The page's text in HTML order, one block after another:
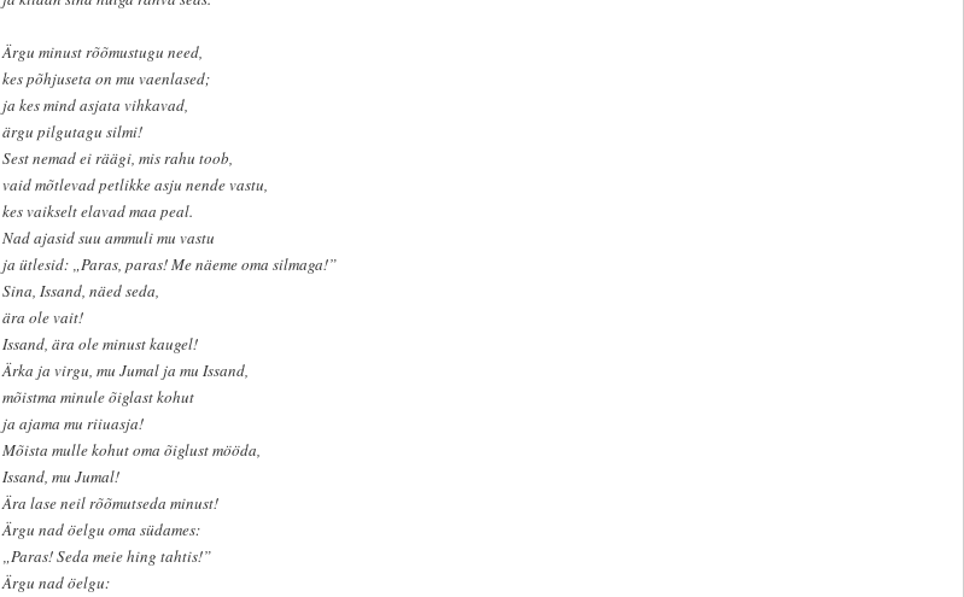
Ärgu minust rõõmustugu need,
kes põhjuseta on mu vaenlased;
ja kes mind asjata vihkavad,
ärgu pilgutagu silmi!
Sest nemad ei räägi, mis rahu toob,
vaid mõtlevad petlikke asju nende vastu,
kes vaikselt elavad maa peal.
Nad ajasid suu ammuli mu vastu
ja ütlesid: „Paras, paras! Me näeme oma silmaga!”
Sina, Issand, näed seda,
ära ole vait!
Issand, ära ole minust kaugel!
Ärka ja virgu, mu Jumal ja mu Issand,
mõistma minule õiglast kohut
ja ajama mu riiuasja!
Mõista mulle kohut oma õiglust mööda,
Issand, mu Jumal!
Ära lase neil rõõmutseda minust!
Ärgu nad öelgu oma südames:
„Paras! Seda meie hing tahtis!”
Ärgu nad öelgu: